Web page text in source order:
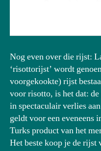
Nog even over die rijst:
‘risottorijst’ wordt
voorgekookte) rijst
voor risotto, is het dat:
in spectaculair verlies
geldt voor een eveneens
Turks product van het
Het beste koop je de rijst